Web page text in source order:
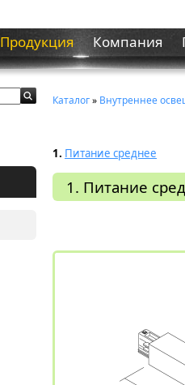
Продукция Компания
Каталог» Внутреннее
1. Питание среднее
1. Питание